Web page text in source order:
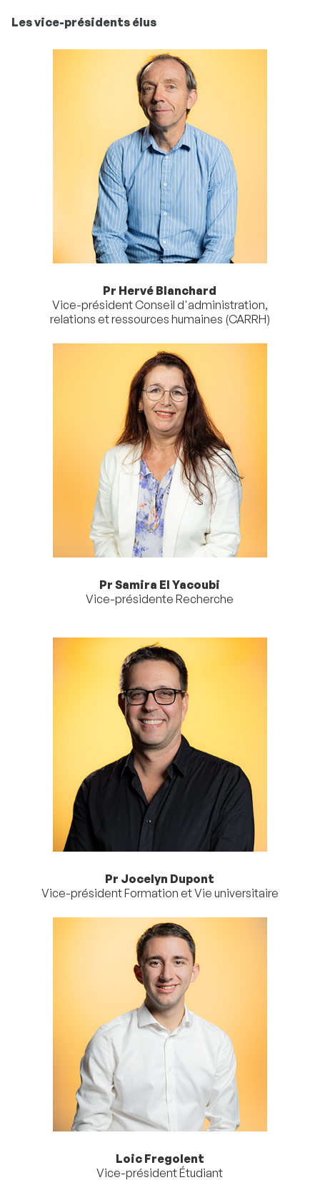
Les vice-présidents élus
Pr Hervé Blanchard
Vice-président Conseil d'administration,
relations et ressources humaines (CARRH)
Pr Samira El Yacoubi
Vice-présidente Recherche
Pr Jocelyn Dupont
Vice-président Formation et Vie universitaire
Loic Fregolent
Vice-président Étudiant